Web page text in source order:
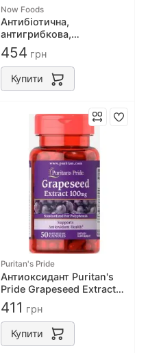
Now Foods
Антибіотична,
антигрибкова,
імуномодулювальна NOW
Foods Pau D Arco 500 mg
100 caps
454 грн
Купити
Puritan's Pride
Антиоксидант Puritan's
Pride Grapeseed Extract
100mg 50 caps
411 грн
Купити